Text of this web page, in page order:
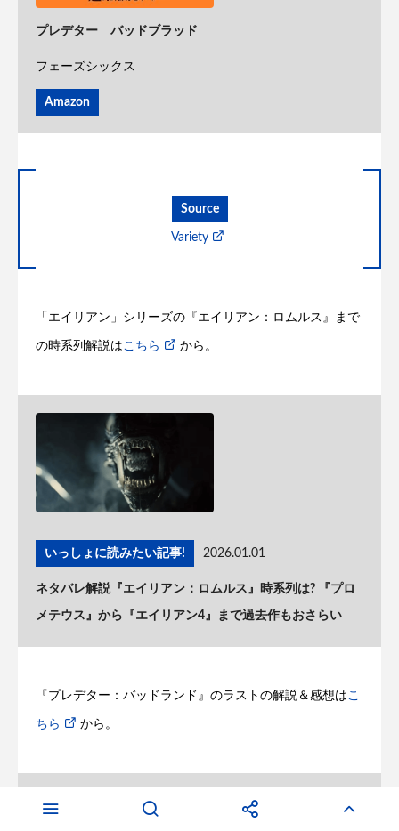
プレデター バッドブラッド
フェーズシックス
Amazon
Source
Variety
「エイリアン」シリーズの『エイリアン：ロムルス』まで
の時系列解説は こちら から。
いっしょに読みたい記事! 2026.01.01
ネタバレ解説『エイリアン：ロムルス』時系列は? 『プロ
メテウス』から『エイリアン4』まで過去作もおさらい
『プレデター：バッドランド』のラストの解説＆感想はこ
ちら から。